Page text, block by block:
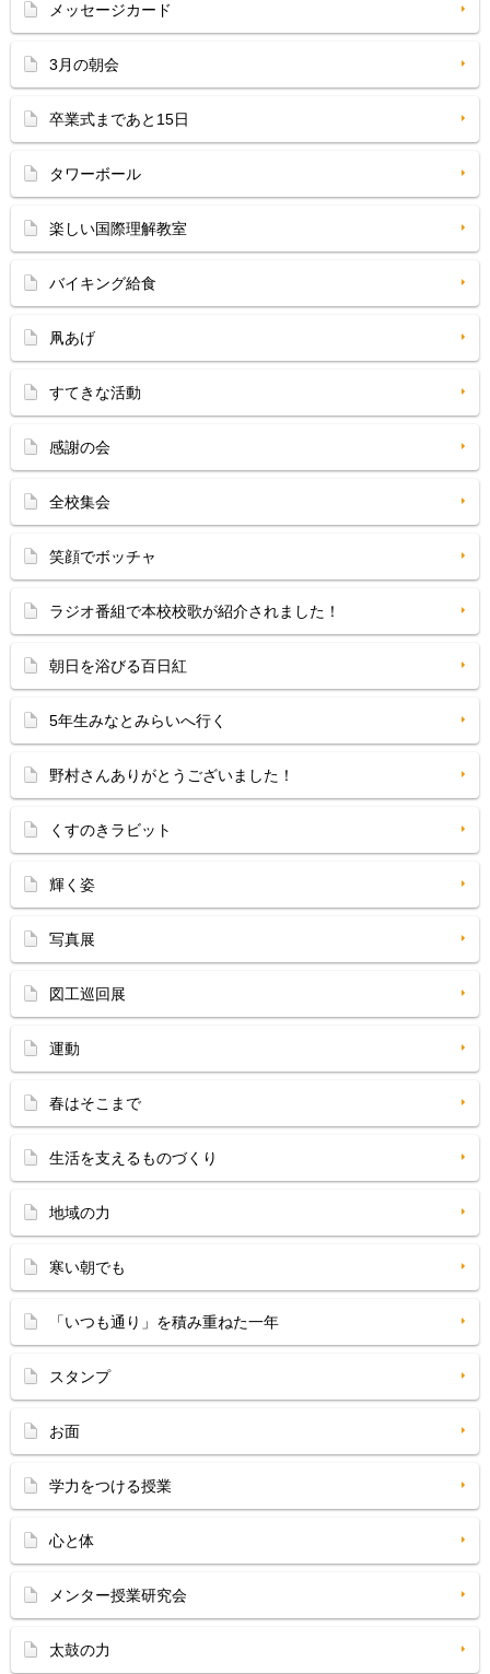
メッセージカード
3月の朝会
卒業式まであと15日
タワーボール
楽しい国際理解教室
バイキング給食
凧あげ
すてきな活動
感謝の会
全校集会
笑顔でボッチャ
ラジオ番組で本校校歌が紹介されました！
朝日を浴びる百日紅
5年生みなとみらいへ行く
野村さんありがとうございました！
くすのきラビット
輝く姿
写真展
図工巡回展
運動
春はそこまで
生活を支えるものづくり
地域の力
寒い朝でも
「いつも通り」を積み重ねた一年
スタンプ
お面
学力をつける授業
心と体
メンター授業研究会
太鼓の力